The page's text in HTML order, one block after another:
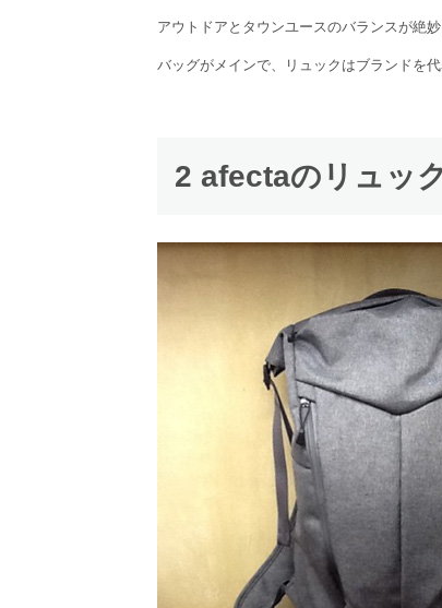
アウトドアとタウンユースのバランスが絶
バッグがメインで、リュックはブランドを
2 afectaのリュッ